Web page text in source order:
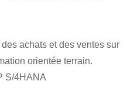
achats et des ventes sur
orientée terrain.
S/4HANA